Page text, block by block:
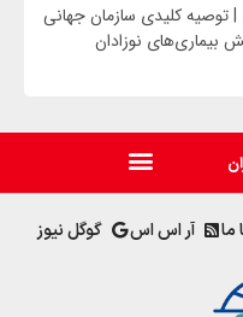
توصیه کلیدی سازمان جهانی
بیماری‌های نوزادان
ما آر اس اس گوگل نیوز